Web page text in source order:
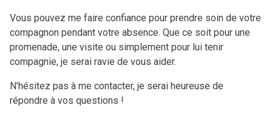
Vous pouvez me faire confiance pour prendre soin de votre
compagnon pendant votre absence. Que ce soit pour une
promenade, une visite ou simplement pour lui tenir
compagnie, je serai ravie de vous aider.
N’hésitez pas à me contacter, je serai heureuse de
répondre à vos questions !